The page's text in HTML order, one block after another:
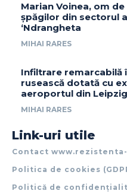
Marian Voinea, om
șpăgilor din sectorul
‘Ndrangheta
MIHAI RARES
Infiltrare remarcabilă
rusească dotată cu
aeroportul din
MIHAI RARES
Link-uri utile
Contact
Politica de cookies
Politică de